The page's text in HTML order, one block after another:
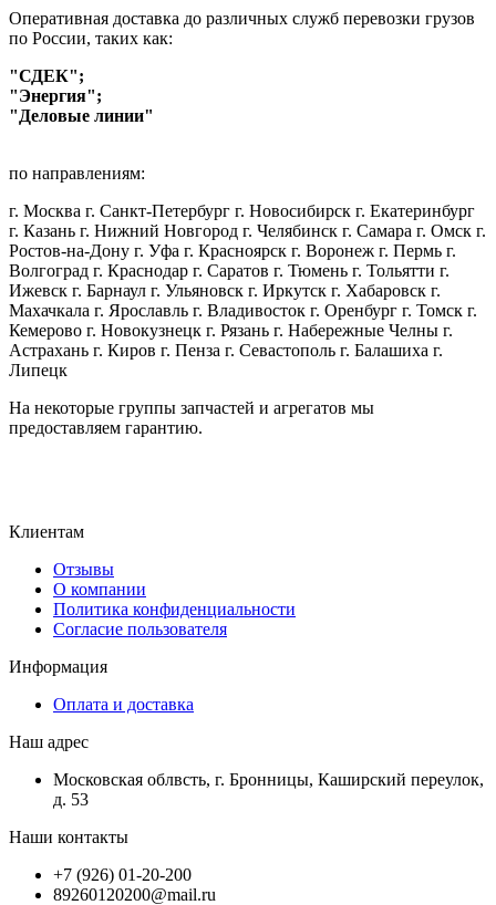
Оперативная доставка до различных служб перевозки грузов
по России, таких как:
"СДЕК";
"Энергия";
"Деловые линии"
по направлениям:
г. Москва г. Санкт-Петербург г. Новосибирск г. Екатеринбург
г. Казань г. Нижний Новгород г. Челябинск г. Самара г. Омск г.
Ростов-на-Дону г. Уфа г. Красноярск г. Воронеж г. Пермь г.
Волгоград г. Краснодар г. Саратов г. Тюмень г. Тольятти г.
Ижевск г. Барнаул г. Ульяновск г. Иркутск г. Хабаровск г.
Махачкала г. Ярославль г. Владивосток г. Оренбург г. Томск г.
Кемерово г. Новокузнецк г. Рязань г. Набережные Челны г.
Астрахань г. Киров г. Пенза г. Севастополь г. Балашиха г.
Липецк
На некоторые группы запчастей и агрегатов мы
предоставляем гарантию.
Клиентам
Отзывы
О компании
Политика конфиденциальности
Согласие пользователя
Информация
Оплата и доставка
Наш адрес
Московская облвсть, г. Бронницы, Каширский переулок,
д. 53
Наши контакты
+7 (926) 01-20-200
89260120200@mail.ru